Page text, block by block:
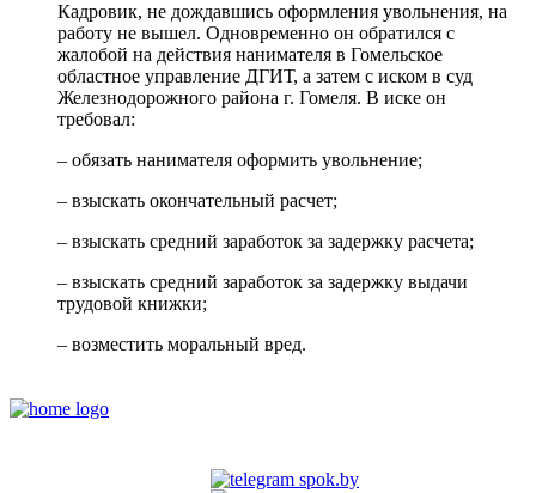
Кадровик, не дождавшись оформления увольнения, на
работу не вышел. Одновременно он обратился с
жалобой на действия нанимателя в Гомельское
областное управление ДГИТ, а затем с иском в суд
Железнодорожного района г. Гомеля. В иске он
требовал:
– обязать нанимателя оформить увольнение;
– взыскать окончательный расчет;
– взыскать средний заработок за задержку расчета;
– взыскать средний заработок за задержку выдачи
трудовой книжки;
– возместить моральный вред.